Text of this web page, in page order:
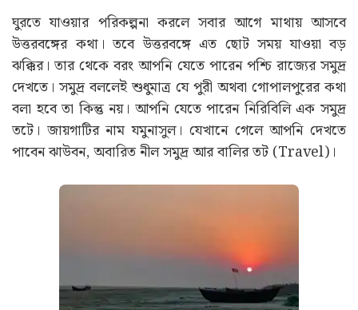
ঘুরতে যাওয়ার পরিকল্পনা করলে সবার আগে মাথায় আসবে
উত্তরবঙ্গের কথা। তবে উত্তরবঙ্গে এত ছোট সময় যাওয়া বড়
ঝক্কির। তার থেকে বরং আপনি যেতে পারেন পশ্চি রাজ্যের সমুদ্র
দেখতে। সমুদ্র বললেই শুধুমাত্র যে পুরী অথবা গোপালপুরের কথা
বলা হবে তা কিন্তু নয়। আপনি যেতে পারেন নিরিবিলি এক সমুদ্র
তটে। জায়গাটির নাম যমুনাসুল। যেখানে গেলে আপনি দেখতে
পাবেন ঝাউবন, অবারিত নীল সমুদ্র আর বালির তট (Travel)।